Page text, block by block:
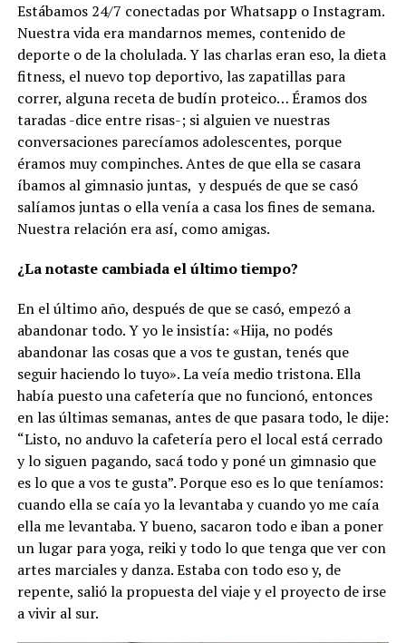
Estábamos 24/7 conectadas por Whatsapp o Instagram.
Nuestra vida era mandarnos memes, contenido de
deporte o de la cholulada. Y las charlas eran eso, la dieta
fitness, el nuevo top deportivo, las zapatillas para
correr, alguna receta de budín proteico… Éramos dos
taradas -dice entre risas-; si alguien ve nuestras
conversaciones parecíamos adolescentes, porque
éramos muy compinches. Antes de que ella se casara
íbamos al gimnasio juntas, y después de que se casó
salíamos juntas o ella venía a casa los fines de semana.
Nuestra relación era así, como amigas.
¿La notaste cambiada el último tiempo?
En el último año, después de que se casó, empezó a
abandonar todo. Y yo le insistía: «Hija, no podés
abandonar las cosas que a vos te gustan, tenés que
seguir haciendo lo tuyo». La veía medio tristona. Ella
había puesto una cafetería que no funcionó, entonces
en las últimas semanas, antes de que pasara todo, le dije:
“Listo, no anduvo la cafetería pero el local está cerrado
y lo siguen pagando, sacá todo y poné un gimnasio que
es lo que a vos te gusta”. Porque eso es lo que teníamos:
cuando ella se caía yo la levantaba y cuando yo me caía
ella me levantaba. Y bueno, sacaron todo e iban a poner
un lugar para yoga, reiki y todo lo que tenga que ver con
artes marciales y danza. Estaba con todo eso y, de
repente, salió la propuesta del viaje y el proyecto de irse
a vivir al sur.